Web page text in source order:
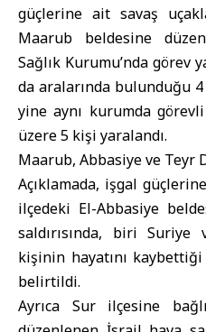
güçlerine ait savaş
Maarub beldesine
Sağlık Kurumu’nda görev
da aralarında bulunduğu
yine aynı kurumda
üzere 5 kişi yaralandı.
Maarub, Abbasiye ve Teyr
Açıklamada, işgal
ilçedeki El-Abbasiye
saldırısında, biri
kişinin hayatını
belirtildi.
Ayrıca Sur ilçesine